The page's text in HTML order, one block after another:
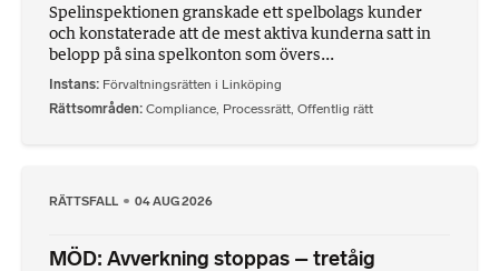
Spelinspektionen granskade ett spelbolags kunder
och konstaterade att de mest aktiva kunderna satt in
belopp på sina spelkonton som övers...
Instans Förvaltningsrätten i Linköping
Rättsområden Compliance Processrätt Offentlig rätt
RÄTTSFALL 04 AUG 2026
MÖD: Avverkning stoppas – tretåig